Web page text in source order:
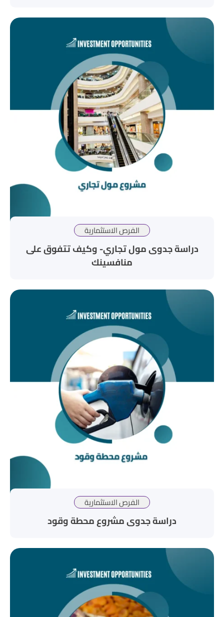
الفرص الاستثمارية
دراسة جدوى مول تجاري- وكيف تتفوق على
منافسينك
الفرص الاستثمارية
دراسة جدوى مشروع محطة وقود